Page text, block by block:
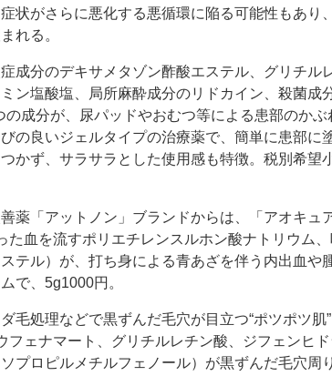
状がさらに悪化する悪循環に陥る可能性もあり
れる。
成分のデキサメタゾン酢酸エステル、グリチル
ン塩酸塩、局所麻酔成分のリドカイン、殺菌成
成分が、尿パッドやおむつ等による患部のかぶ
の良いジェルタイプの治療薬で、簡単に患部に
かず、サラサラとした使用感も特徴。税別希望
薬「アットノン」ブランドからは、「アオキュ
た血を流すポリエチレンスルホン酸ナトリウム
テル）が、打ち身による青あざを伴う内出血や
で、5g1000円。
毛処理などで黒ずんだ毛穴が目立つ“ポツポツ肌
フェナマート、グリチルレチン酸、ジフェンヒ
プロピルメチルフェノール）が黒ずんだ毛穴周